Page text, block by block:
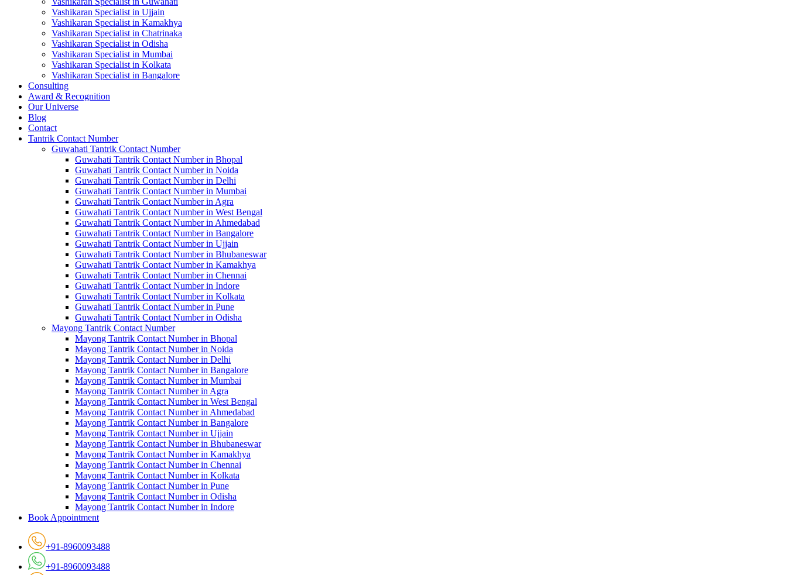
Vashikaran Specialist in Ujjain
Vashikaran Specialist in Kamakhya
Vashikaran Specialist in Chatrinaka
Vashikaran Specialist in Odisha
Vashikaran Specialist in Mumbai
Vashikaran Specialist in Kolkata
Vashikaran Specialist in Bangalore
Consulting
Award & Recognition
Our Universe
Blog
Contact
Tantrik Contact Number
Guwahati Tantrik Contact Number
Guwahati Tantrik Contact Number in Bhopal
Guwahati Tantrik Contact Number in Noida
Guwahati Tantrik Contact Number in Delhi
Guwahati Tantrik Contact Number in Mumbai
Guwahati Tantrik Contact Number in Agra
Guwahati Tantrik Contact Number in West Bengal
Guwahati Tantrik Contact Number in Ahmedabad
Guwahati Tantrik Contact Number in Bangalore
Guwahati Tantrik Contact Number in Ujjain
Guwahati Tantrik Contact Number in Bhubaneswar
Guwahati Tantrik Contact Number in Kamakhya
Guwahati Tantrik Contact Number in Chennai
Guwahati Tantrik Contact Number in Indore
Guwahati Tantrik Contact Number in Kolkata
Guwahati Tantrik Contact Number in Pune
Guwahati Tantrik Contact Number in Odisha
Mayong Tantrik Contact Number
Mayong Tantrik Contact Number in Bhopal
Mayong Tantrik Contact Number in Noida
Mayong Tantrik Contact Number in Delhi
Mayong Tantrik Contact Number in Bangalore
Mayong Tantrik Contact Number in Mumbai
Mayong Tantrik Contact Number in Agra
Mayong Tantrik Contact Number in West Bengal
Mayong Tantrik Contact Number in Ahmedabad
Mayong Tantrik Contact Number in Bangalore
Mayong Tantrik Contact Number in Ujjain
Mayong Tantrik Contact Number in Bhubaneswar
Mayong Tantrik Contact Number in Kamakhya
Mayong Tantrik Contact Number in Chennai
Mayong Tantrik Contact Number in Kolkata
Mayong Tantrik Contact Number in Pune
Mayong Tantrik Contact Number in Odisha
Mayong Tantrik Contact Number in Indore
Book Appointment
+91-8960093488
+91-8960093488